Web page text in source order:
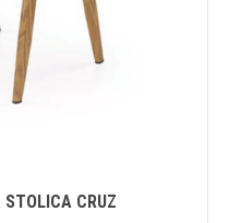
STOLICA CRUZ